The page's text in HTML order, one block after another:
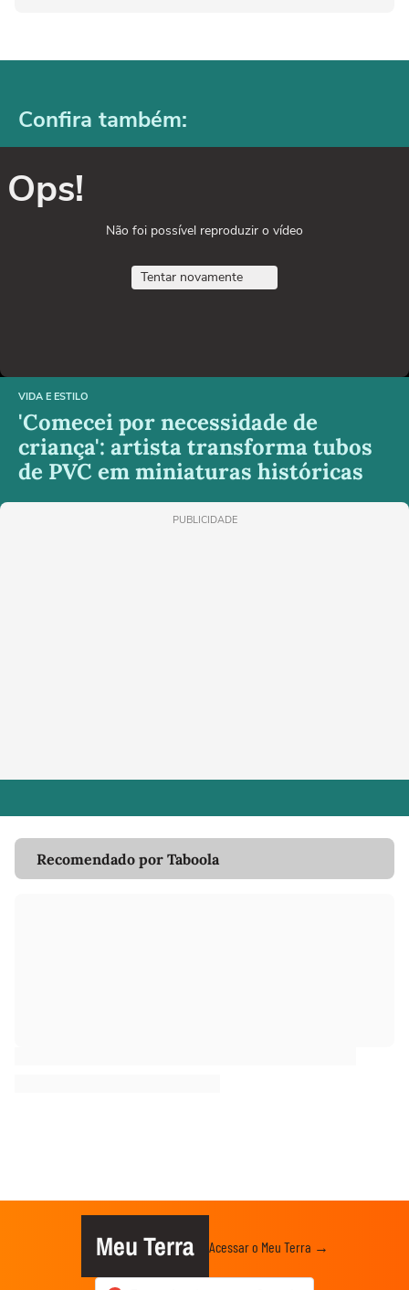
Confira também:
Ops!
Não foi possível reproduzir o vídeo
Tentar novamente
VIDA E ESTILO
'Comecei por necessidade de
criança': artista transforma tubos
de PVC em miniaturas históricas
PUBLICIDADE
Recomendado por Taboola
Meu Terra Acessar o Meu Terra →